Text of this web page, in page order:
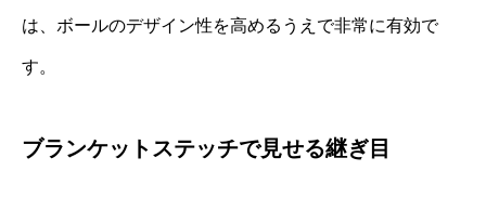
は、ボールのデザイン性を高めるうえで非常に有効で
す。
ブランケットステッチで見せる継ぎ目